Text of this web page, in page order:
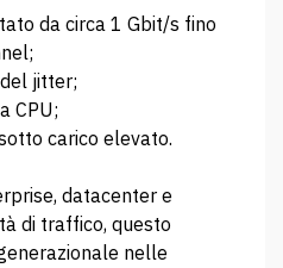
da circa 1 Gbit/s fino
jitter;
CPU;
carico elevato.
datacenter e
di traffico, questo
nelle